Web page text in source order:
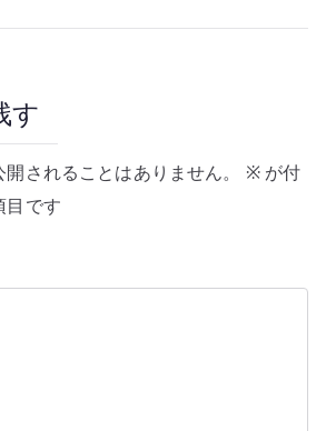
す
されることはありません。 ※が付
目です